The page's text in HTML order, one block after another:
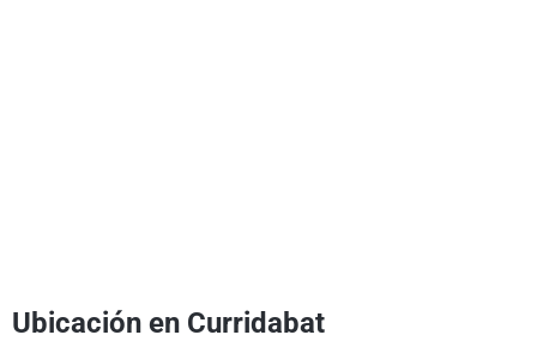
Ubicación en Curridabat